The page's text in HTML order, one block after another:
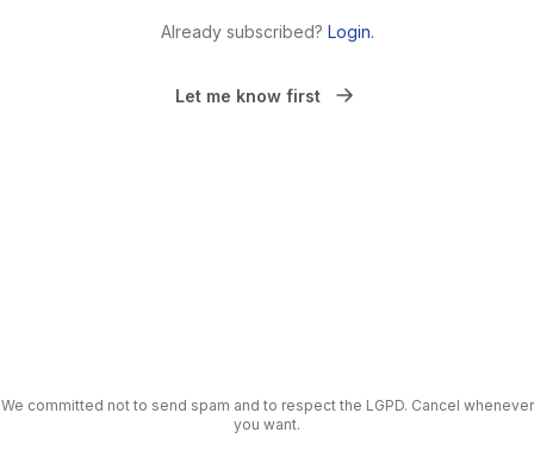
Already subscribed? Login.
Let me know first
We committed not to send spam and to respect the LGPD. Cancel whenever
you want.